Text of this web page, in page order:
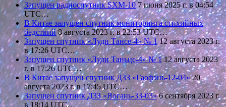
Запущен радиоспутник SXM-107 июня 2025 г. в 04:54
UTC…
В Китае запущен спутник мониторинга стихийных
бедствий8 августа 2023 г. в 22:53 UTC…
Запущен спутник «Луди Тансе-4» № 112 августа 2023 г.
в 17:26 UTC…
Запущен спутник «Луди Таньце-4» № 112 августа 2023
г. в 17:26 UTC…
В Китае запущен спутник ДЗЗ «Гаофэнь-12-04»20
августа 2023 г. в 17:45 UTC…
Запущен спутник ДЗЗ «Яогань-33-03»6 сентября 2023 г.
в 18:14 UTC…